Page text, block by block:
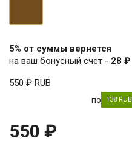
5% от суммы вернется
на ваш бонусный счет - 28 ₽
550 ₽ RUB
по 138 RUB
550 ₽